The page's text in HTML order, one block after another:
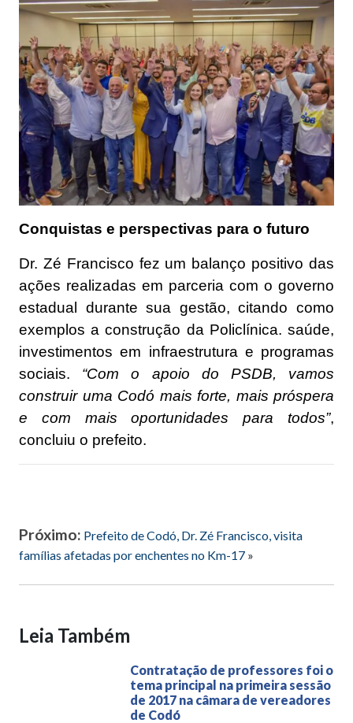
Conquistas e perspectivas para o futuro
Dr. Zé Francisco fez um balanço positivo das
ações realizadas em parceria com o governo
estadual durante sua gestão, citando como
exemplos a construção da Policlínica. saúde,
investimentos em infraestrutura e programas
sociais. “Com o apoio do PSDB, vamos
construir uma Codó mais forte, mais próspera
e com mais oportunidades para todos”,
concluiu o prefeito.
Próximo: Prefeito de Codó, Dr. Zé Francisco, visita
famílias afetadas por enchentes no Km-17 »
Leia Também
Contratação de professores foi o
tema principal na primeira sessão
de 2017 na câmara de vereadores
de Codó